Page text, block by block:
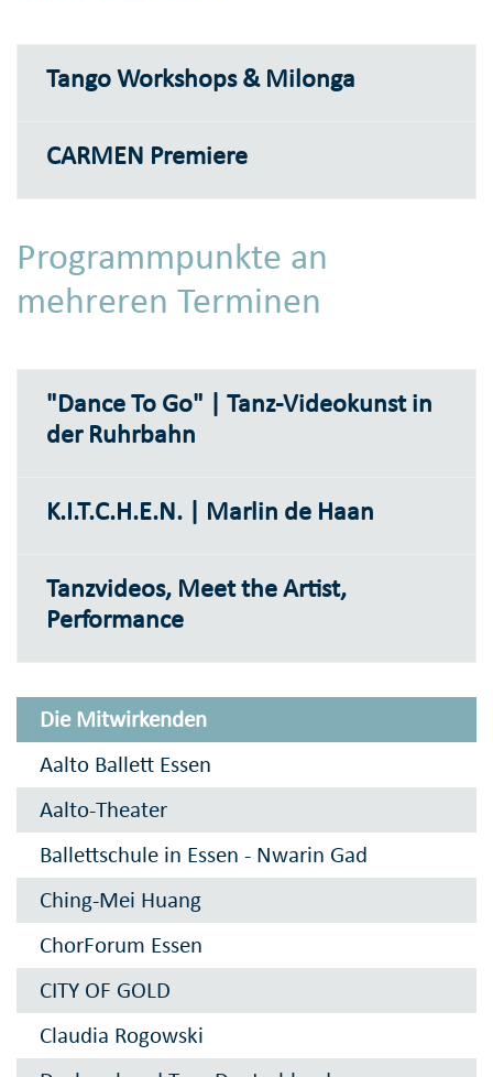
Tango Workshops & Milonga
CARMEN Premiere
Programmpunkte an
mehreren Terminen
"Dance To Go" | Tanz-Videokunst in
der Ruhrbahn
K.I.T.C.H.E.N. | Marlin de Haan
Tanzvideos, Meet the Artist,
Performance
Die Mitwirkenden
Aalto Ballett Essen
Aalto-Theater
Ballettschule in Essen - Nwarin Gad
Ching-Mei Huang
ChorForum Essen
CITY OF GOLD
Claudia Rogowski